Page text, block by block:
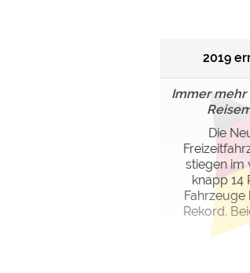
2019
Immer
Die
stiegen im
knapp 14
Fahrzeuge
Rekord.